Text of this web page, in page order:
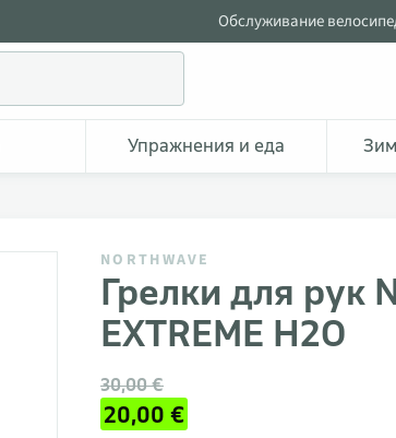
Обслуживание
Упражнения и еда
NORTHWAVE
Грелки для рук
EXTREME H2O
30,00 €
20,00 €